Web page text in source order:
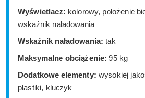
Wyświetlacz: kolorowy, położenie
wskaźnik naładowania
Wskaźnik naładowania: tak
Maksymalne obciążenie: 95 kg
Dodatkowe elementy: wysokiej
plastiki, kluczyk